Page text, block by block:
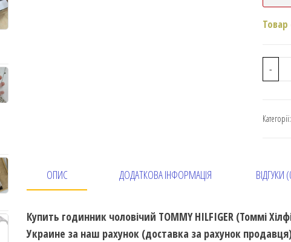
Товар
-
Категорії:
ОПИС ДОДАТКОВА ІНФОРМАЦІЯ ВІДГУКИ
Купить годинник чоловічий TOMMY HILFIGER (Томмі
Украине за наш рахунок (доставка за рахунок